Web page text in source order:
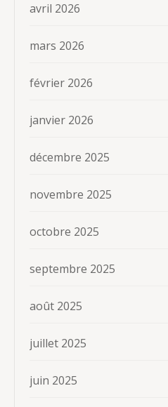
avril 2026
mars 2026
février 2026
janvier 2026
décembre 2025
novembre 2025
octobre 2025
septembre 2025
août 2025
juillet 2025
juin 2025